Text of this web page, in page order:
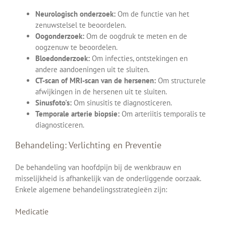
Neurologisch onderzoek: Om de functie van het
zenuwstelsel te beoordelen.
Oogonderzoek: Om de oogdruk te meten en de
oogzenuw te beoordelen.
Bloedonderzoek: Om infecties, ontstekingen en
andere aandoeningen uit te sluiten.
CT-scan of MRI-scan van de hersenen: Om structurele
afwijkingen in de hersenen uit te sluiten.
Sinusfoto's: Om sinusitis te diagnosticeren.
Temporale arterie biopsie: Om arteriitis temporalis te
diagnosticeren.
Behandeling: Verlichting en Preventie
De behandeling van hoofdpijn bij de wenkbrauw en
misselijkheid is afhankelijk van de onderliggende oorzaak.
Enkele algemene behandelingsstrategieën zijn:
Medicatie